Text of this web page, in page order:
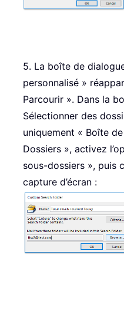
5. La boîte de
personnalisé »
Parcourir ». Dans la
Sélectionner des
uniquement « Boîte
Dossiers », activez
sous-dossiers », puis
capture d’écran :